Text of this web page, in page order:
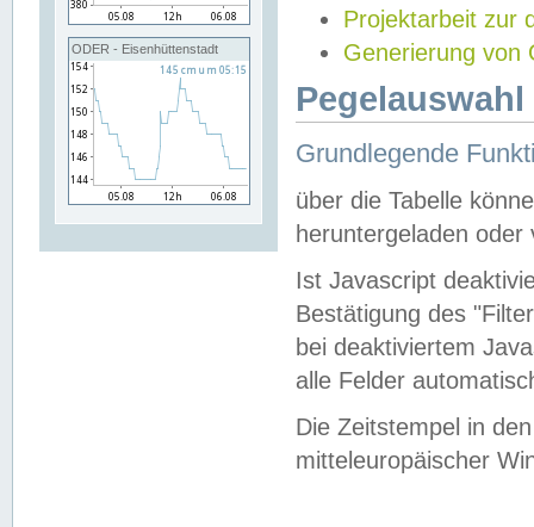
ODER - Eisenhüttenstadt
Projektarbeit zur
Generierung von
Grundlegende
über die Tabelle
heruntergeladen oder
Ist Javascript
Bestätigung des
bei deaktiviertem
alle Felder
Die Zeitstempel in
mitteleuropäischer